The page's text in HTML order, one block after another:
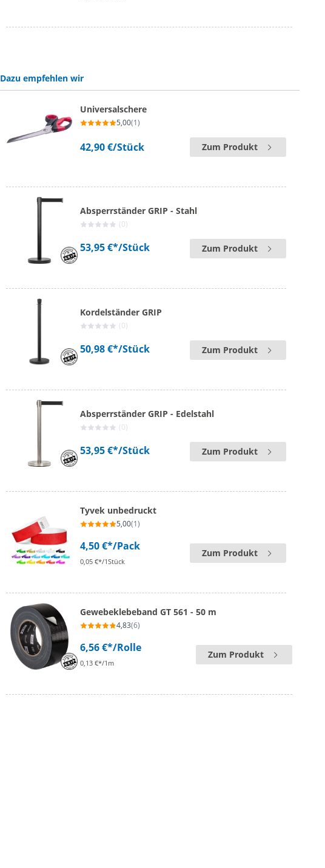
Dazu empfehlen wir
Universalschere
5,00(1)
42,90 €/Stück Zum Produkt
Absperrständer GRIP - Stahl
(0)
53,95 €*/Stück Zum Produkt
Kordelständer GRIP
(0)
50,98 €*/Stück Zum Produkt
Absperrständer GRIP - Edelstahl
(0)
53,95 €*/Stück Zum Produkt
Tyvek unbedruckt
5,00(1)
4,50 €*/Pack
0,05 €*/1Stück
Zum Produkt
Gewebeklebeband GT 561 - 50 m
4,83(6)
6,56 €*/Rolle
0,13 €*/1m
Zum Produkt